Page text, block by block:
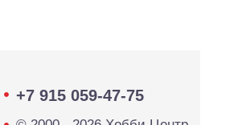
+7 915 059-47-75